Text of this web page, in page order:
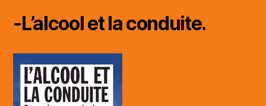
-L’alcool et la conduite.